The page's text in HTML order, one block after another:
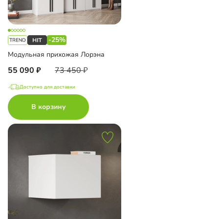
-25%
Модульная прихожая Лорэна
55 090 73 450
Доступно для доставки
В корзину